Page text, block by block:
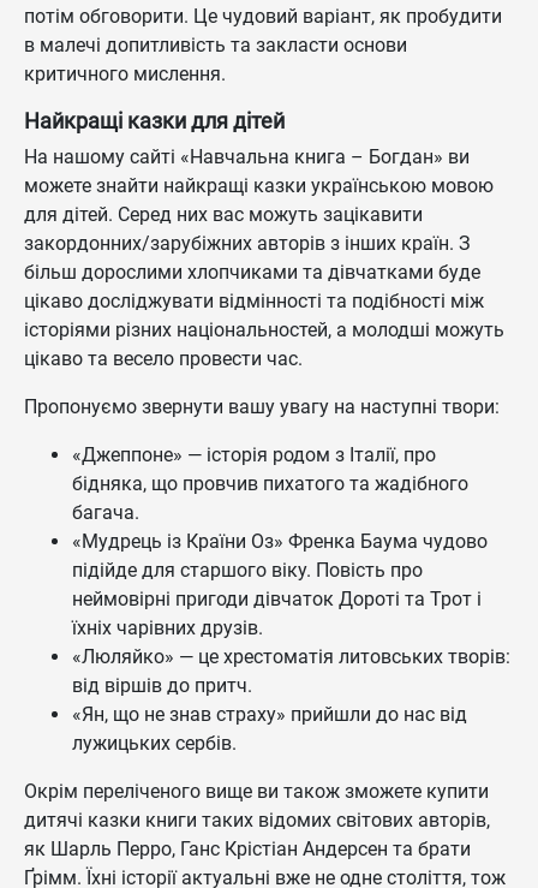
потім обговорити. Це чудовий варіант, як пробудити
в малечі допитливість та закласти основи
критичного мислення.
Найкращі казки для дітей
На нашому сайті «Навчальна книга – Богдан» ви
можете знайти найкращі казки українською мовою
для дітей. Серед них вас можуть зацікавити
закордонних/зарубіжних авторів з інших країн. З
більш дорослими хлопчиками та дівчатками буде
цікаво досліджувати відмінності та подібності між
історіями різних національностей, а молодші можуть
цікаво та весело провести час.
Пропонуємо звернути вашу увагу на наступні твори:
«Джеппоне» — історія родом з Італії, про
бідняка, що провчив пихатого та жадібного
багача.
«Мудрець із Країни Оз» Френка Баума чудово
підійде для старшого віку. Повість про
неймовірні пригоди дівчаток Дороті та Трот і
їхніх чарівних друзів.
«Люляйко» — це хрестоматія литовських творів:
від віршів до притч.
«Ян, що не знав страху» прийшли до нас від
лужицьких сербів.
Окрім переліченого вище ви також зможете купити
дитячі казки книги таких відомих світових авторів,
як Шарль Перро, Ганс Крістіан Андерсен та брати
Ґрімм. Їхні історії актуальні вже не одне століття, тож